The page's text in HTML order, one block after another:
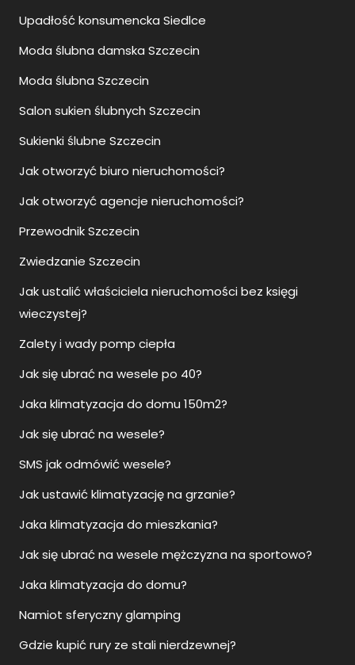
Upadłość konsumencka Siedlce
Moda ślubna damska Szczecin
Moda ślubna Szczecin
Salon sukien ślubnych Szczecin
Sukienki ślubne Szczecin
Jak otworzyć biuro nieruchomości?
Jak otworzyć agencje nieruchomości?
Przewodnik Szczecin
Zwiedzanie Szczecin
Jak ustalić właściciela nieruchomości bez księgi
wieczystej?
Zalety i wady pomp ciepła
Jak się ubrać na wesele po 40?
Jaka klimatyzacja do domu 150m2?
Jak się ubrać na wesele?
SMS jak odmówić wesele?
Jak ustawić klimatyzację na grzanie?
Jaka klimatyzacja do mieszkania?
Jak się ubrać na wesele mężczyzna na sportowo?
Jaka klimatyzacja do domu?
Namiot sferyczny glamping
Gdzie kupić rury ze stali nierdzewnej?